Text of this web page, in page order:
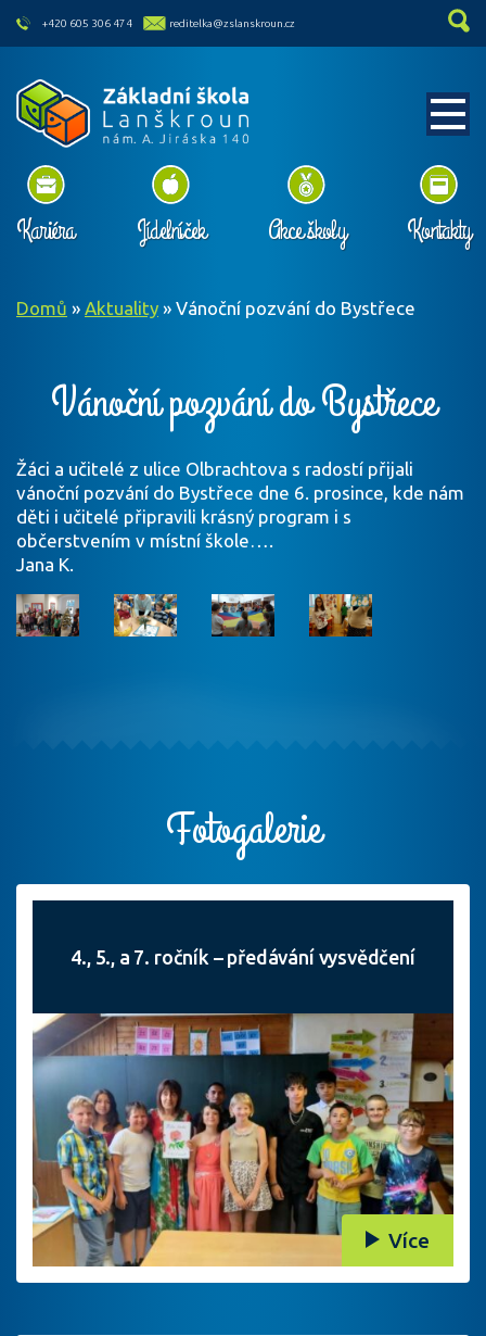
skip to main content
+420 605 306 474 reditelka@zslanskroun.cz
Kariéra Jídelníček Akce školy Kontakty
Domů » Aktuality » Vánoční pozvání do Bystřece
Vánoční pozvání do Bystřece
Žáci a učitelé z ulice Olbrachtova s radostí přijali
vánoční pozvání do Bystřece dne 6. prosince, kde nám
děti i učitelé připravili krásný program i s
občerstvením v místní škole….
Jana K.
Fotogalerie
4., 5., a 7. ročník – předávání vysvědčení
Více